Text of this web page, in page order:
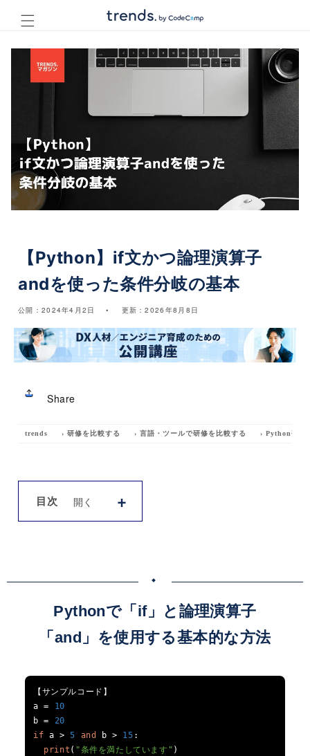
ンツに
進む
【Python】if文かつ論理演算子
andを使った条件分岐の基本
公開： 2024年4月2日 更新：2026年8月8日
Share
trends › 研修を比較する › 言語・ツールで研修を比較する › Python研修
目次
Pythonで「if」と論理演算子
「and」を使用する基本的な方法
【サンプルコード】
a =
10
b =
20
if a > 5 and b > 15 :
print ( "条件を満たしています" )